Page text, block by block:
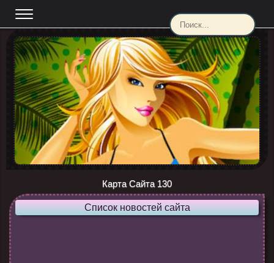
Карта Сайта 130
Список новостей сайта